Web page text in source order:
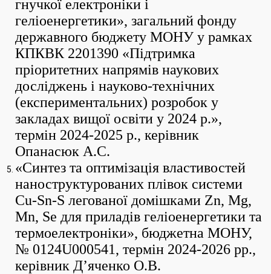
гнучкої електроніки і
геліоенергетики», загальний фонду
державного бюджету МОНУ у рамках
КПКВК 2201390 «Підтримка
пріоритетних напрямів наукових
досліджень і науково-технічних
(експериментальних) розробок у
закладах вищої освіти у 2024 р.»,
термін 2024-2025 р., керівник
Опанасюк А.С.
«Синтез та оптимізація властивостей
наноструктурованих плівок системи
Cu-Sn-S легованої домішками Zn, Mg,
Mn, Se для приладів геліоенергетики та
термоелектроніки», бюджетна МОНУ,
№ 0124U000541, термін 2024-2026 рр.,
керівник Д’яченко О.В.